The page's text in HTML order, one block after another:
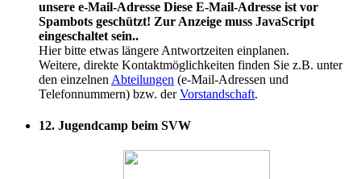
unsere e-Mail-Adresse Diese E-Mail-Adresse ist vor
Spambots geschützt! Zur Anzeige muss JavaScript
eingeschaltet sein..
Hier bitte etwas längere Antwortzeiten einplanen.
Weitere, direkte Kontaktmöglichkeiten finden Sie z.B. unter
den einzelnen Abteilungen (e-Mail-Adressen und
Telefonnummern) bzw. derVorstandschaft.
12. Jugendcamp beim SVW